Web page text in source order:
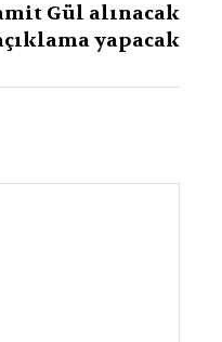
Gül alınacak
yapacak